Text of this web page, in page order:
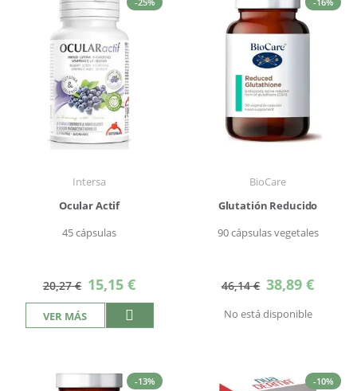
Intersa
Ocular Actif
45 cápsulas
20,27 € Precio
especial
15,15 €
VER MÁS
BioCare
Glutatión Reducido
90 cápsulas vegetales
46,14 € Precio
especial
38,89 €
No está disponible
-13% -10%